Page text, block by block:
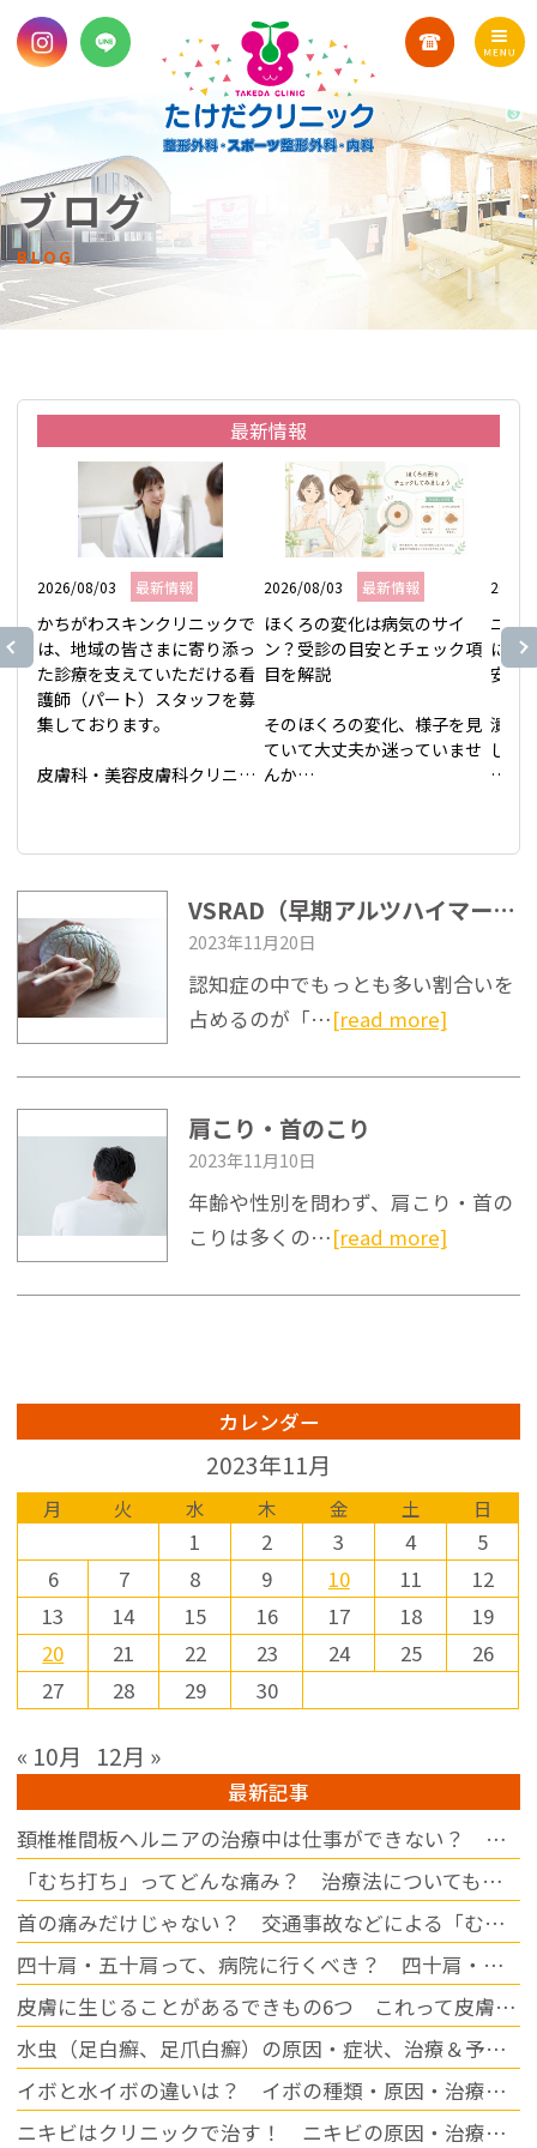
ブログ
BLOG
最新情報
2026/08/03 最新情報
かちがわスキンクリニックで
は、地域の皆さまに寄り添っ
た診療を支えていただける看
護師（パート）スタッフを募
集しております。
皮膚科・美容皮膚科クリニッ
患者さま一人ひとりに丁寧に
【募集職種】
看護師（パート）
・64歳以下の方
・看護師免許または準看護師
【仕事内容】
・看護師業務全般
・各種研修への参加
・クリニック関連業務
時給1,500円～1,600円
通勤手当支給（上限20,000
【勤務時間】
8:30～18:00の間でシフト制
4時間勤務または8時間勤務と
なります。
※土曜日に勤務できる方を歓
迎しております。
【休日】
・祝日
・木曜午後
・その他シフトによる
【勤務地】
愛知県春日井市小野町5丁目
89-7
マイカー通勤も可能です◎
子育てや家庭と両立しながら
働きたい方、ブランクのある
方もぜひご相談ください。ス
タッフ同士が協力し合い、働
きやすい環境づくりを目指し
ています。
2026/08/03 最新情報
ほくろの変化は病気のサイ
ン？受診の目安とチェック項
目を解説
そのほくろの変化、様子を見
ていて大丈夫か迷っていませ
んか
ろの形が少しいびつになった
するけれど、年齢のせいかも
しれない——そう迷いなが
ら、忙しさに紛れて受診を先
延ばしにしている方は少なく
ありません。この記事では、
自宅でできるセルフチェック
安、受診時の流れと費用の考
えします。判断に迷う変化が
あるなら、自己判断で様子を
観察してもらうほうが気持ち
の整理は進みやすくなりま
す。
- ほくろの変化はABCDEルー
- 出血やかゆみを伴う場合、
成人後の新しいほくろは皮膚
科での観察が検討材料となる
- 受診時はダーモスコピー検
査が行われ、保険診療の目安
や記録の準備が診察に役立つ
...続きはこちら↓
2026/
ニキ
にし
安を
潰し
しな
と後
後に
と、
まし
りや
が基
科へ
VSRAD（早期アルツハイマー型認知症診断支援システム）とは？
2023年11月20日
認知症の中でもっとも多い割合いを
占めるのが「…[read more]
肩こり・首のこり
2023年11月10日
年齢や性別を問わず、肩こり・首の
こりは多くの…[read more]
カレンダー
2023年11月
月 火 水 木 金 土 日
1 2 3 4
5
6
7 8 9 10 11
12
13
14 15 16 17 18
19
20
21 22 23 24 25
26
27
28 29 30
« 10月 12月 »
最新記事
頚椎椎間板ヘルニアの治療中は仕事ができない？ 休む期間の目安について
「むち打ち」ってどんな痛み？ 治療法についても解説
首の痛みだけじゃない？ 交通事故などによる「むち打ち」の症状について
四十肩・五十肩って、病院に行くべき？ 四十肩・五十肩になりやすい人・なりにくい人
皮膚に生じることがあるできもの6つ これって皮膚病？
水虫（足白癬、足爪白癬）の原因・症状、治療＆予防について
イボと水イボの違いは？ イボの種類・原因・治療方法をご紹介
ニキビはクリニックで治す！ ニキビの原因・治療方法について